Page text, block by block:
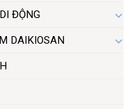
ĐỘNG
DAIKIOSAN